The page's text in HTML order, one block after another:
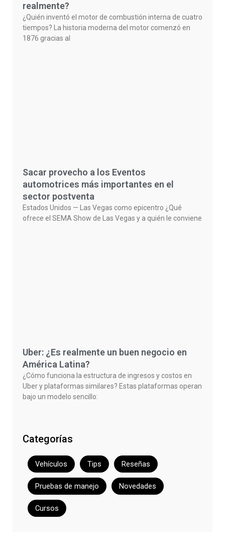
realmente?
¿Quién inventó el motor de combustión interna de cuatro
tiempos? La historia moderna del motor comenzó en
1876 gracias al
Sacar provecho a los Eventos
automotrices más importantes en el
sector postventa
Estados Unidos — Las Vegas como epicentro ¿Qué
ofrece el SEMA Show de Las Vegas y a quién le conviene
Uber: ¿Es realmente un buen negocio en
América Latina?
¿Cómo funciona la estructura de ingresos y costos en
Uber y plataformas similares? Estas plataformas operan
bajo un modelo sencillo:
Categorías
Vehículos Tips Reseñas
Pruebas de manejo Novedades
Cursos